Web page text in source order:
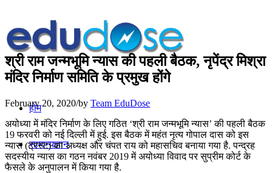
होम
सामान्यज्ञान
श्री राम जन्‍मभूमि न्‍यास की पहली बैठक, नृपेंद्र मिश्रा
मंदिर निर्माण समिति के प्रमुख होंगे
February 20, 2020/by Team EduDose
अयोध्या में मंदिर निर्माण के लिए गठित ‘श्री राम जन्‍मभूमि न्‍यास’ की पहली बैठक
19 फरवरी को नई दिल्ली में हुई. इस बैठक में महंत नृत्य गोपाल दास को इस
न्‍यास (ट्रस्‍ट) का अध्यक्ष और चंपत राय को महासचिव बनाया गया है. पन्‍द्रह
सदस्यीय न्‍यास का गठन नवंबर 2019 में अयोध्या विवाद पर सुप्रीम कोर्ट के
फैसले के अनुपालन में किया गया है.